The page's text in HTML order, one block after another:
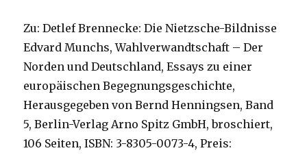
Zu: Detlef Brennecke: Die Nietzsche-Bildnisse
Edvard Munchs, Wahlverwandtschaft – Der
Norden und Deutschland, Essays zu einer
europäischen Begegnungsgeschichte,
Herausgegeben von Bernd Henningsen, Band
5, Berlin-Verlag Arno Spitz GmbH, broschiert,
106 Seiten, ISBN: 3-8305-0073-4, Preis: